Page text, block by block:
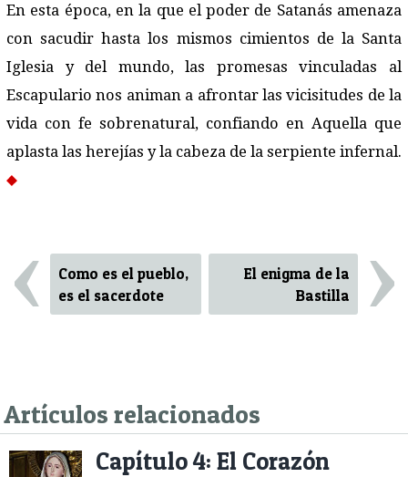
En esta época, en la que el poder de Satanás amenaza
con sacudir hasta los mismos cimientos de la Santa
Iglesia y del mundo, las promesas vinculadas al
Escapulario nos animan a afrontar las vicisitudes de la
vida con fe sobrenatural, confiando en Aquella que
aplasta las herejías y la cabeza de la serpiente infernal.
‹
Como es el pueblo,
es el sacerdote
El enigma de la
Bastilla
›
Artículos relacionados
Capítulo 4: El Corazón